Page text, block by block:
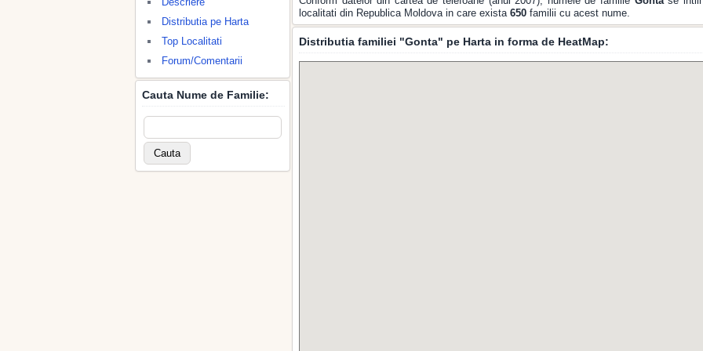
Distributia pe Harta
Top Localitati
Forum/Comentarii
Cauta Nume de Familie:
localitati din Republica Moldova in care exista 650 familii cu acest nume.
Distributia familiei "Gonta" pe Harta in forma de HeatMap: